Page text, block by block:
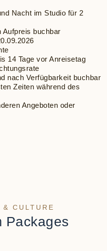
Nacht im Studio für 2
Aufpreis buchbar
14 Tage vor Anreisetag
nach Verfügbarkeit buchbar
Zeiten während des
Angeboten oder
CULTURE
Packages